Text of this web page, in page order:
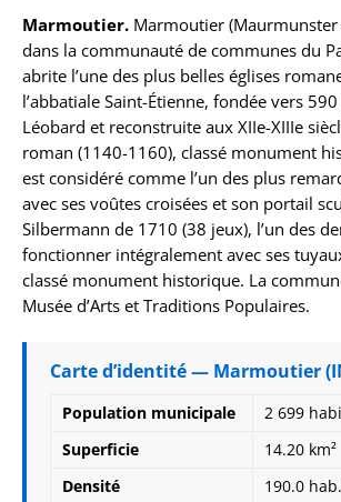
Marmoutier. Marmoutier (Maurmunster
dans la communauté de communes du
abrite l’une des plus belles églises
l’abbatiale Saint-Étienne, fondée vers
Léobard et reconstruite aux XIIe-XIIIe
roman (1140-1160), classé monument
est considéré comme l’un des plus
avec ses voûtes croisées et son portail
Silbermann de 1710 (38 jeux), l’un des
fonctionner intégralement avec ses
classé monument historique. La
Musée d’Arts et Traditions Populaires.
Carte d’identité — Marmoutier
Population municipale
2 699
Superficie
14.20 km²
Densité
190.0